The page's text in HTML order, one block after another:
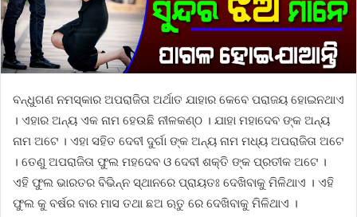
ବନ୍ଧୁଗଣ ନମସ୍କାର ଅପରାଜିତା ଅର୍ଥାତ ଯାହାର କେବେ ପରାଜୟ ହୋଇନଥାଏ
। ଏହାର ଅନ୍ୟ ଏକ ନାମ ହେଉଛି ନୀଳକଣ୍ଠ । ଯାହା ମହାଦେବ ଙ୍କ ଅନ୍ୟ
ନାମ ଅଟେ । ଏହା ସହିତ ଦେବୀ ଦୁର୍ଗା ଙ୍କ ଅନ୍ୟ ନାମ ମଧ୍ୟ ଅପରାଜିତା ଅଟେ
। ତେଣୁ ଅପରାଜିତା ଫୁଲ ମହଦେବ ଓ ଦେବୀ ଶକ୍ତି ଙ୍କ ପ୍ରତୀକ ଅଟେ ।
ଏହି ଫୁଲ ଭାରତର ବିଭିନ୍ନ ସ୍ଥାନରେ ପ୍ରାୟତଃ ଦେଖିବାକୁ ମିଳିଥାଏ । ଏହି
ଫୁଲ କୁ ବର୍ଷର ବାର ମାସ ତଥା ଛଅ ଋତୁ ରେ ଦେଖିବାକୁ ମିଳିଥାଏ ।